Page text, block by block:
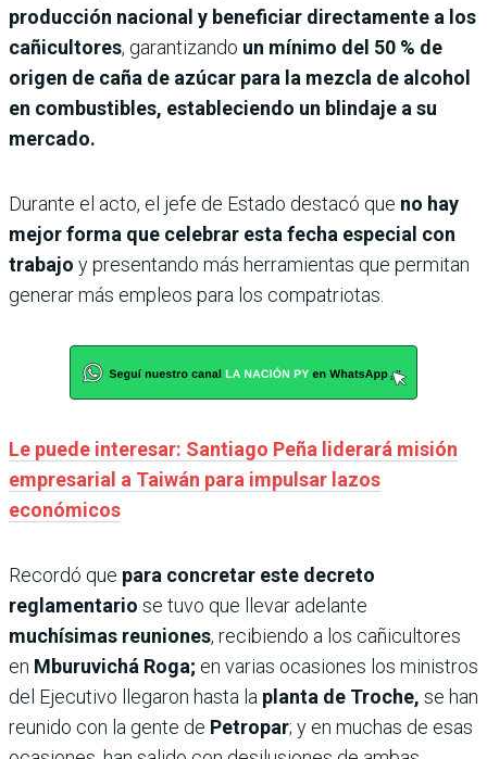
producción nacional y beneficiar directamente a los
cañicultores, garantizando un mínimo del 50 % de
origen de caña de azúcar para la mezcla de alcohol
en combustibles, estableciendo un blindaje a su
mercado.
Durante el acto, el jefe de Estado destacó que no hay
mejor forma que celebrar esta fecha especial con
trabajo y presentando más herramientas que permitan
generar más empleos para los compatriotas.
Le puede interesar: Santiago Peña liderará misión
empresarial a Taiwán para impulsar lazos
económicos
Recordó que para concretar este decreto
reglamentario se tuvo que llevar adelante
muchísimas reuniones, recibiendo a los cañicultores
en Mburuvichá Roga; en varias ocasiones los ministros
del Ejecutivo llegaron hasta la planta de Troche, se han
reunido con la gente de Petropar; y en muchas de esas